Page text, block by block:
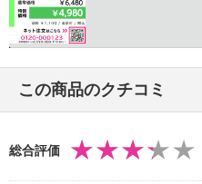
【保証（有無）、保証期間】
・なし
【原産国（地）】
この商品のクチコミ
総合評価